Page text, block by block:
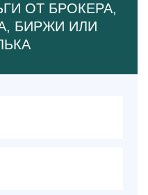
ОТ БРОКЕРА,
БИРЖИ ИЛИ